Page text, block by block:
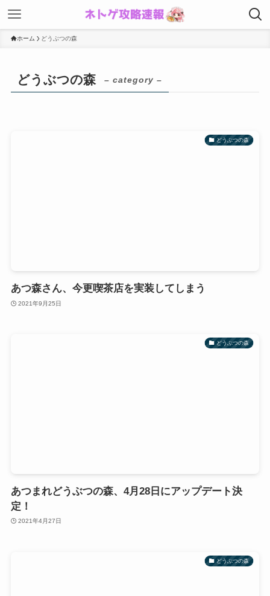
ホーム どうぶつの森
どうぶつの森 – category –
どうぶつの森
あつ森さん、今更喫茶店を実装してしまう
2021年9月25日
どうぶつの森
あつまれどうぶつの森、4月28日にアップデート決
定！
2021年4月27日
どうぶつの森